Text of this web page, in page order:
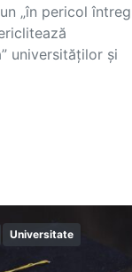
„în pericol întreg
universităților și
Universitate